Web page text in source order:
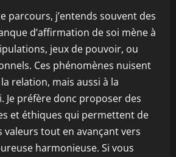
parcours, j’entends souvent des
d’affirmation de soi mène à
jeux de pouvoir, ou
Ces phénomènes nuisent
relation, mais aussi à la
Je préfère donc proposer des
et éthiques qui permettent de
valeurs tout en avançant vers
harmonieuse. Si vous